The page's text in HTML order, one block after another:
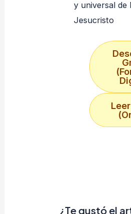
y universal de
Jesucristo
¿Te gustó el